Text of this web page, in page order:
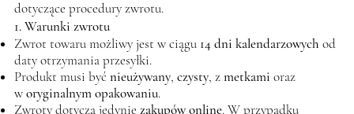
dotyczące procedury zwrotu.
1. Warunki zwrotu
Zwrot towaru możliwy jest w ciągu 14 dni kalendarzowych od
daty otrzymania przesyłki.
Produkt musi być nieużywany, czysty, zmetkami oraz
woryginalnym opakowaniu.
Zwroty dotyczą jedynie zakupów online. W przypadku